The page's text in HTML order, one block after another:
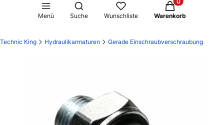
Menü
Suchmaschine öffnen
Suche Wunschliste
Produkte im
Warenkorb
Technic King Hydraulikarmaturen Gerade Einschraubverschraubung